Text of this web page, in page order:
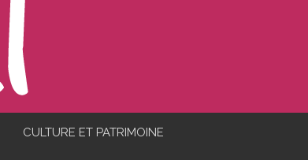
CULTURE ET PATRIMOINE